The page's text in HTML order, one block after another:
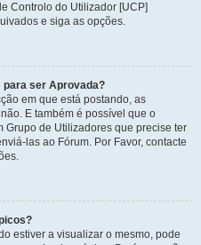
Controlo do Utilizador [UCP]
e siga as opções.
para ser Aprovada?
em que está postando, as
E também é possível que o
Grupo de Utilizadores que precise ter
las ao Fórum. Por Favor, contacte
estiver a visualizar o mesmo, pode